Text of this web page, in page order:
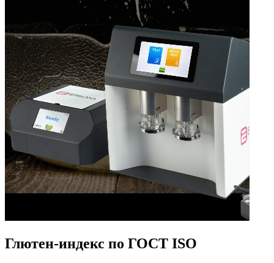
Глютен-индекс по ГОСТ ISO